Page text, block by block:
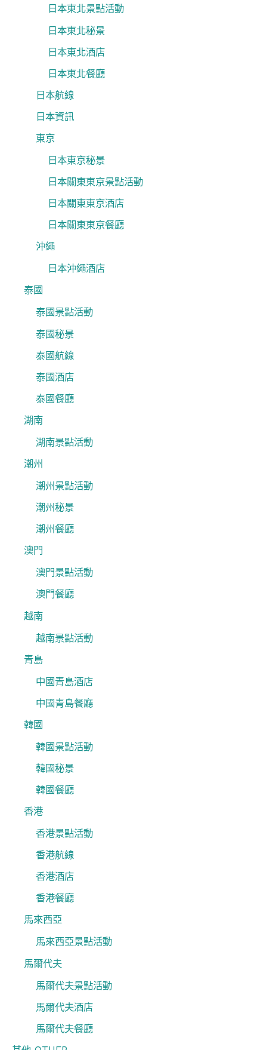
日本東北景點活動
日本東北秘景
日本東北酒店
日本東北餐廳
日本航線
日本資訊
東京
日本東京秘景
日本關東東京景點活動
日本關東東京酒店
日本關東東京餐廳
沖繩
日本沖繩酒店
泰國
泰國景點活動
泰國秘景
泰國航線
泰國酒店
泰國餐廳
湖南
湖南景點活動
潮州
潮州景點活動
潮州秘景
潮州餐廳
澳門
澳門景點活動
澳門餐廳
越南
越南景點活動
青島
中國青島酒店
中國青島餐廳
韓國
韓國景點活動
韓國秘景
韓國餐廳
香港
香港景點活動
香港航線
香港酒店
香港餐廳
馬來西亞
馬來西亞景點活動
馬爾代夫
馬爾代夫景點活動
馬爾代夫酒店
馬爾代夫餐廳